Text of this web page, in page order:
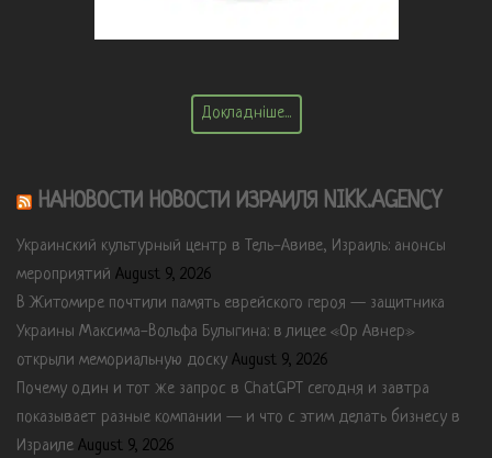
Докладніше...
НАНОВОСТИ НОВОСТИ ИЗРАИЛЯ NIKK.AGENCY
Украинский культурный центр в Тель-Авиве, Израиль: анонсы
мероприятий August 9, 2026
В Житомире почтили память еврейского героя — защитника
Украины Максима-Вольфа Булыгина: в лицее «Ор Авнер»
открыли мемориальную доску August 9, 2026
Почему один и тот же запрос в ChatGPT сегодня и завтра
показывает разные компании — и что с этим делать бизнесу в
Израиле August 9, 2026